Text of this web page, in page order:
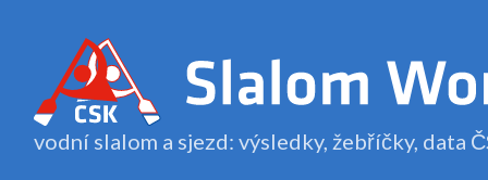
vodní slalom a sjezd: výsledky, žebříčky, data